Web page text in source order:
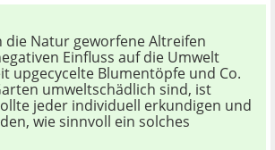
die Natur geworfene Altreifen
Einfluss auf die Umwelt
upgecycelte Blumentöpfe und Co.
umweltschädlich sind, ist
jeder individuell erkundigen und
wie sinnvoll ein solches